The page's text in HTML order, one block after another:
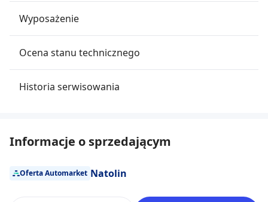
Wyposażenie
Ocena stanu technicznego
Historia serwisowania
Informacje o sprzedającym
Oferta Automarket Natolin